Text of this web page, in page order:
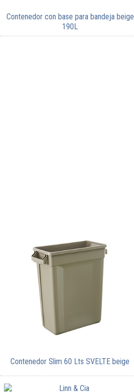
Contenedor con base para bandeja beige
190L
Contenedor Slim 60 Lts SVELTE beige